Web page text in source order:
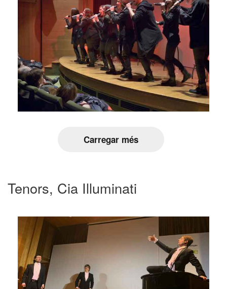
Carregar més
Tenors, Cia Illuminati